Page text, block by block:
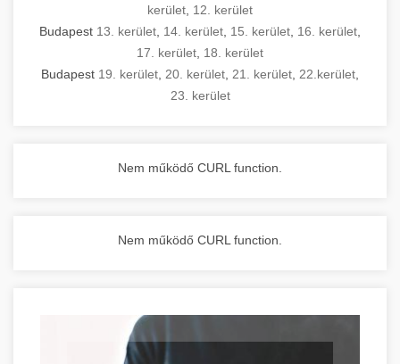
kerület 12. kerület
Budapest 13. kerület 14. kerület 15. kerület 16. kerület
17. kerület 18. kerület
Budapest 19. kerület 20. kerület 21. kerület 22.kerület
23. kerület
Nem működő CURL function.
Nem működő CURL function.